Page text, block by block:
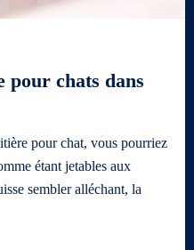
pour chats dans
pour chat, vous pourriez
étant jetables aux
sembler alléchant, la